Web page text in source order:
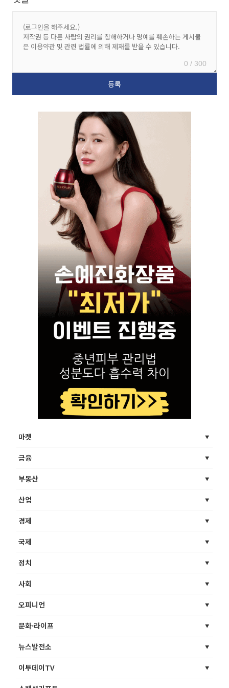
0 / 300
마켓
금융
부동산
산업
경제
국제
정치
사회
오피니언
문화·라이프
뉴스발전소
이투데이TV